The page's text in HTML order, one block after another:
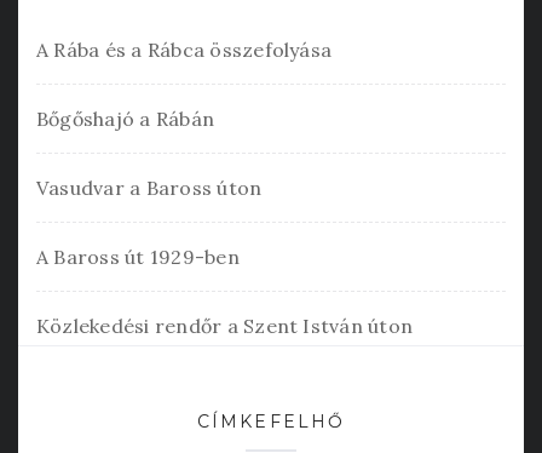
A Rába és a Rábca összefolyása
Bőgőshajó a Rábán
Vasudvar a Baross úton
A Baross út 1929-ben
Közlekedési rendőr a Szent István úton
CÍMKEFELHŐ